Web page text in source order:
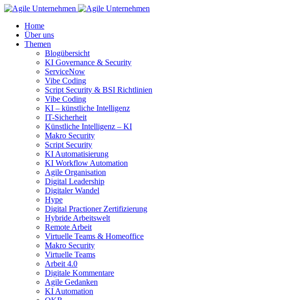
Home
Über uns
Themen
Blogübersicht
KI Governance & Security
ServiceNow
Vibe Coding
Script Security & BSI Richtlinien
Vibe Coding
KI – künstliche Intelligenz
IT-Sicherheit
Künstliche Intelligenz – KI
Makro Security
Script Security
KI Automatisierung
KI Workflow Automation
Agile Organisation
Digital Leadership
Digitaler Wandel
Hype
Digital Practioner Zertifizierung
Hybride Arbeitswelt
Remote Arbeit
Virtuelle Teams & Homeoffice
Makro Security
Virtuelle Teams
Arbeit 4.0
Digitale Kommentare
Agile Gedanken
KI Automation